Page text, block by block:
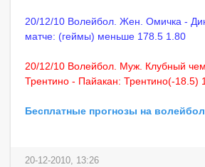
20/12/10 Волейбол. Жен. Омичка -
матче: (геймы) меньше 178.5 1.80
20/12/10 Волейбол. Муж. Клубный
Трентино - Пайакан: Трентино(-18.5)
Бесплатные прогнозы на волейбол
20-12-2010, 13:26